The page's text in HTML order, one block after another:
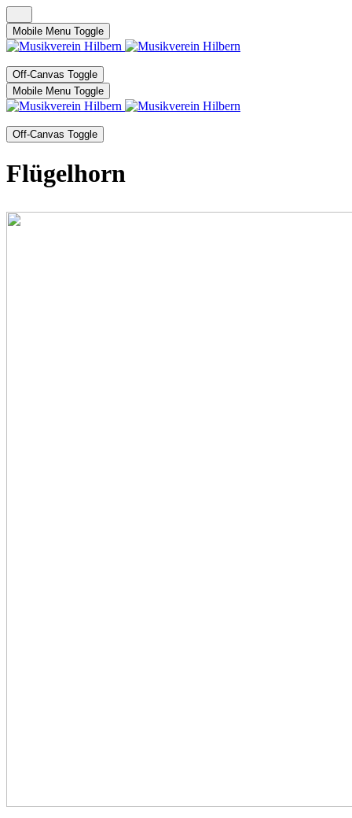
Mobile Menu Toggle
Off-Canvas Toggle
Mobile Menu Toggle
Off-Canvas Toggle
Flügelhorn